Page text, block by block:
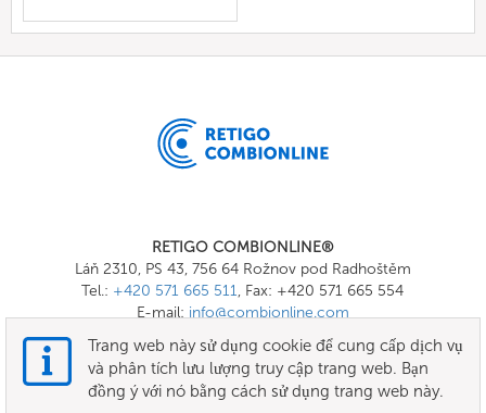
RETIGO COMBIONLINE®
Láň 2310, PS 43, 756 64 Rožnov pod Radhoštěm
Tel.: +420 571 665 511, Fax: +420 571 665 554
E-mail: info@combionline.com
OnlineMenu
Trang web này sử dụng cookie để cung cấp dịch vụ
và phân tích lưu lượng truy cập trang web. Bạn
đồng ý với nó bằng cách sử dụng trang web này.